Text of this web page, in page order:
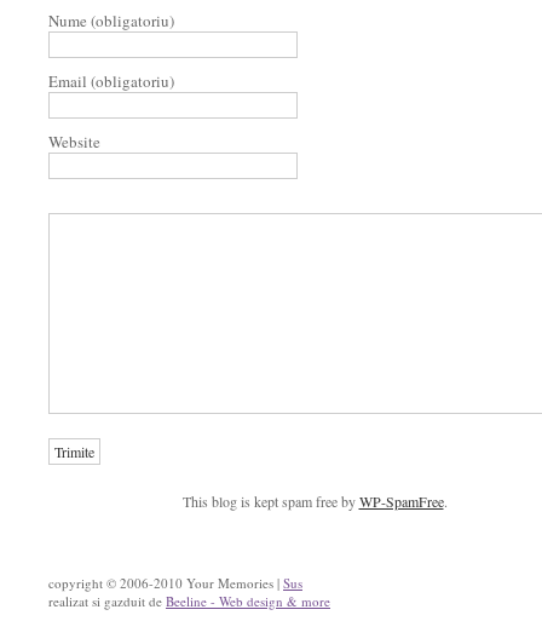
Nume (obligatoriu)
Email (obligatoriu)
Website
This blog is kept spam free byWP-SpamFree.
copyright © 2006-2010 Your Memories | Sus
realizat si gazduit de Beeline - Web design & more